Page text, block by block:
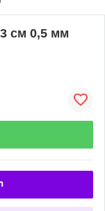
см 0,5 мм